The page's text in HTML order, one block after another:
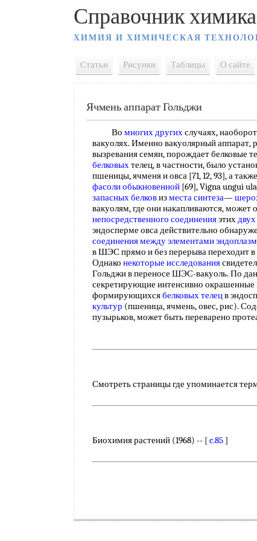
Справочник
ХИМИЯ И ХИМИЧЕСКАЯ
Статьи Рисунки Таблицы О сайте
Ячмень аппарат Гольджи
Во многих другихслучаях,
вакуолях. Именно вакуолярный аппарат,
вызревания семян, порождает белковые
белковыхтелец, в частности, было
пшеницы, ячменя и овса [71, 12, 93], а
фасоли обыкновенной [69], Vigna ungui
запасных белковизместа синтеза—
вакуолям, где они накапливаются, может
непосредственного соединенияэтихдвух
эндосперме овса действительно
соединения междуэлементами
в ШЭС прямо и без перерыва переходит
Однако некоторые исследования
Гольджи в переносе ШЭС-вакуоль. По
секретирующие интенсивно окрашенные
формирующихсябелковых телецв
культур (пшеница, ячмень, овес, рис).
пузырьков, может быть переварено
Смотреть страницы где упоминается
Биохимия растений (1968) -- [c.85 ]